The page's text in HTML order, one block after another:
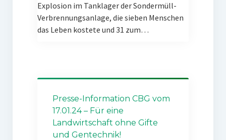
Explosion im Tanklager der Sondermüll-
Verbrennungsanlage, die sieben Menschen
das Leben kostete und 31 zum…
Presse-Information CBG vom
17.01.24 – Für eine
Landwirtschaft ohne Gifte
und Gentechnik!